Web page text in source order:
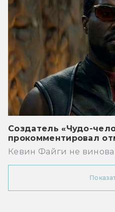
Создатель «Чудо-
прокомментировал
Кевин Файги не